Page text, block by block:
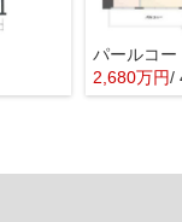
2,680万円/